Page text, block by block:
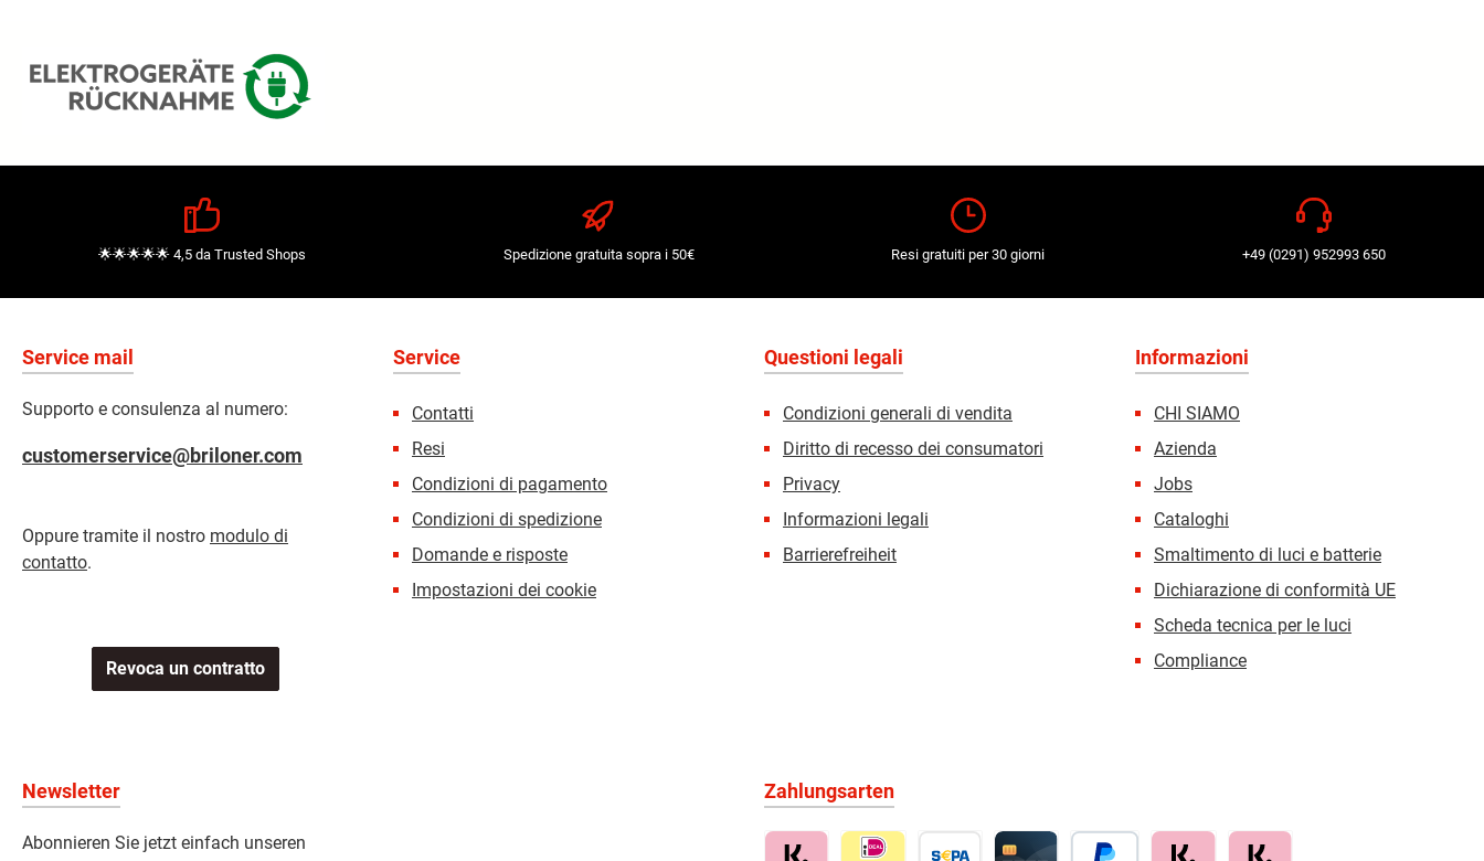
🌟🌟🌟🌟🌟 4,5 da Trusted Shops Spedizione gratuita sopra i 50€ Resi gratuiti per 30 giorni +49 (0291) 952993 650
Service mail
Supporto e consulenza al numero:
customerservice@briloner.com
Oppure tramite il nostro modulo di
contatto.
Revoca un contratto
Service
Contatti
Resi
Condizioni di pagamento
Condizioni di spedizione
Domande e risposte
Impostazioni dei cookie
Questioni legali
Condizioni generali di vendita
Diritto di recesso dei consumatori
Privacy
Informazioni legali
Barrierefreiheit
Informazioni
CHI SIAMO
Azienda
Jobs
Cataloghi
Smaltimento di luci e batterie
Dichiarazione di conformità UE
Scheda tecnica per le luci
Compliance
Newsletter
Abonnieren Sie jetzt einfach unseren
Zahlungsarten